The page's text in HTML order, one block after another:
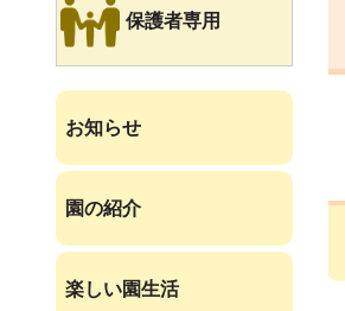
保護者専用
お知らせ
園の紹介
楽しい園生活